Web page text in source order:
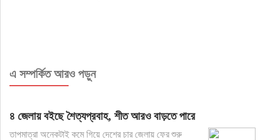
এ সম্পর্কিত আরও পড়ুন
৪ জেলায় বইছে শৈত্যপ্রবাহ, শীত আরও বাড়তে পারে
তাপমাত্রা অনেকটাই কমে গিয়ে দেশের চার জেলায় ফের শুরু